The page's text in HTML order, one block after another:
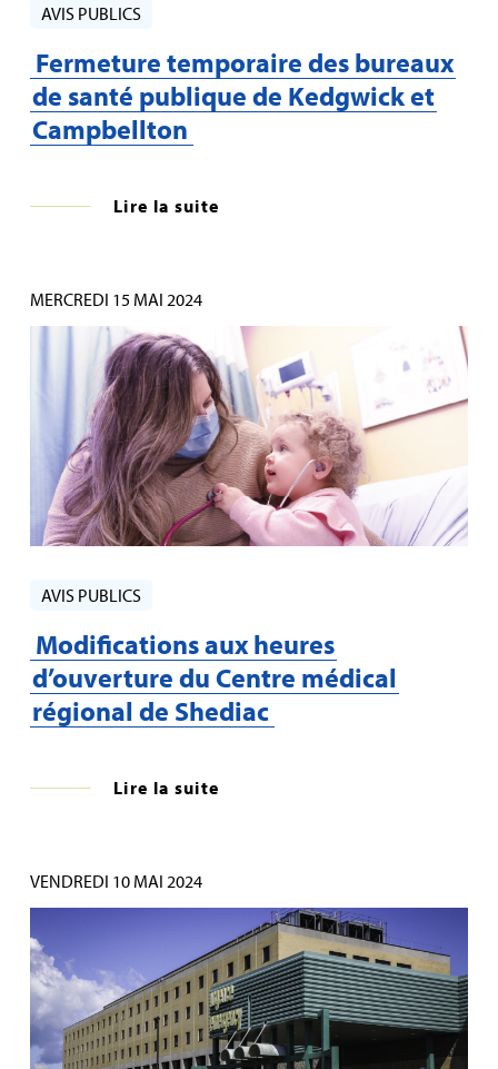
AVIS PUBLICS
Fermeture temporaire des bureaux
de santé publique de Kedgwick et
Campbellton
Lire la suite
MERCREDI 15 MAI 2024
AVIS PUBLICS
Modifications aux heures
d’ouverture du Centre médical
régional de Shediac
Lire la suite
VENDREDI 10 MAI 2024